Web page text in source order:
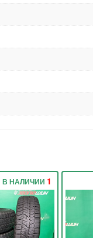
В НАЛИЧИИ 1